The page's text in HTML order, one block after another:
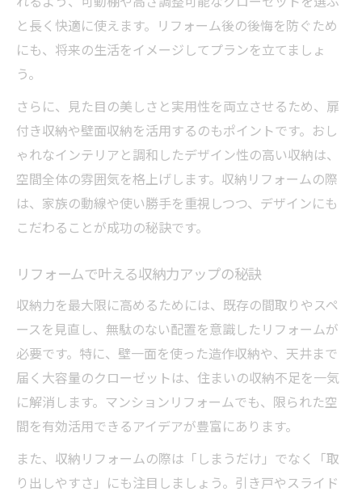
と長く快適に使えます。リフォーム後の後悔を防ぐため
にも、将来の生活をイメージしてプランを立てましょ
う。
さらに、見た目の美しさと実用性を両立させるため、扉
付き収納や壁面収納を活用するのもポイントです。おし
ゃれなインテリアと調和したデザイン性の高い収納は、
空間全体の雰囲気を格上げします。収納リフォームの際
は、家族の動線や使い勝手を重視しつつ、デザインにも
こだわることが成功の秘訣です。
リフォームで叶える収納力アップの秘訣
収納力を最大限に高めるためには、既存の間取りやスペ
ースを見直し、無駄のない配置を意識したリフォームが
必要です。特に、壁一面を使った造作収納や、天井まで
届く大容量のクローゼットは、住まいの収納不足を一気
に解消します。マンションリフォームでも、限られた空
間を有効活用できるアイデアが豊富にあります。
また、収納リフォームの際は「しまうだけ」でなく「取
り出しやすさ」にも注目しましょう。引き戸やスライド